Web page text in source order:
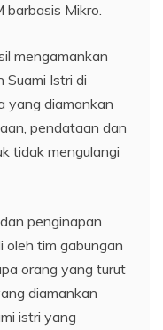
Mikro.
mengamankan
Suami Istri di
yang diamankan
pendataan dan
tidak mengulangi
penginapan
oleh tim gabungan
orang yang turut
diamankan
istri yang